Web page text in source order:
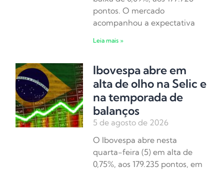
pontos. O mercado
acompanhou a expectativa
Leia mais »
Ibovespa abre em
alta de olho na Selic e
na temporada de
balanços
5 de agosto de 2026
O Ibovespa abre nesta
quarta-feira (5) em alta de
0,75%, aos 179.235 pontos, em